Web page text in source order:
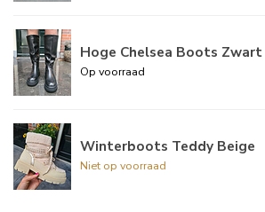
Hoge Chelsea Boots Zwart
Op voorraad
Winterboots Teddy Beige
Niet op voorraad